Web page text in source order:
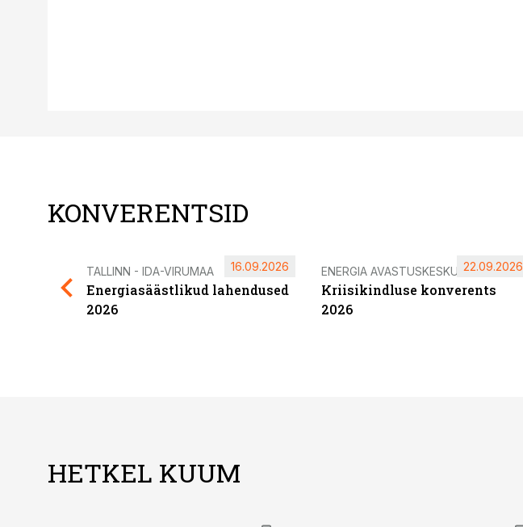
KONVERENTSID
TALLINN - IDA-VIRUMAA
Energiasäästlikud lahendused
2026
16.09.2026 ENERGIA AVASTUSKESKUS
Kriisikindluse konverents
2026
22.09.2026
HETKEL KUUM